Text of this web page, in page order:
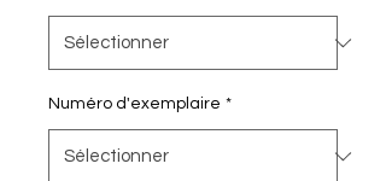
Numéro d'exemplaire *